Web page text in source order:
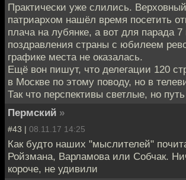
Практически уже слились.
патриархом нашёл время посетить
плача на лубянке, а вот для парада 7
поздравления страны с юбилеем
графике места не оказалась.
Ещё вон пишут, что делегации 120
в Москве по этому поводу, но в
Так что перспективы светлые, но
Пермский »
#43 | 08.11.17 14:25
Как будто наших "мыслителей"
Ройзмана, Варламова или Собчак.
короче, не удивили